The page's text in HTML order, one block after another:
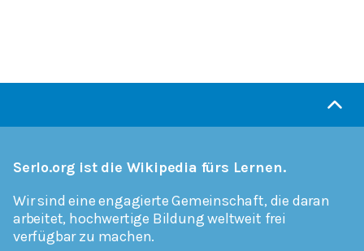
Serlo.org ist die Wikipedia fürs Lernen.
Wir sind eine engagierte Gemeinschaft, die daran
arbeitet, hochwertige Bildung weltweit frei
verfügbar zu machen.